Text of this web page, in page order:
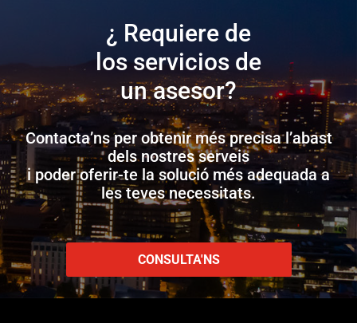
¿ Requiere de
los servicios de
un asesor?
Contacta’ns per obtenir més precisa l’abast
dels nostres serveis
i poder oferir-te la solució més adequada a
les teves necessitats.
CONSULTA'NS